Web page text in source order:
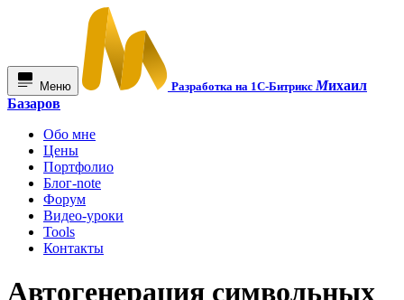
Меню Разработка на 1С-БитриксМихаил
Базаров
Обо мне
Цены
Портфолио
Блог-note
Форум
Видео-уроки
Tools
Контакты
Автогенерация символьных